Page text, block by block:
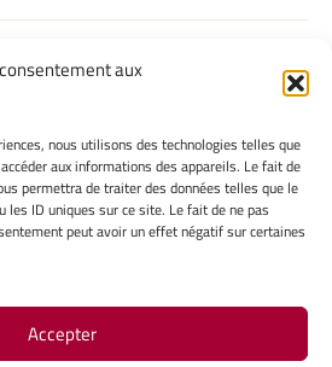
aux
nous utilisons des technologies telles que
aux informations des appareils. Le fait de
permettra de traiter des données telles que le
les ID uniques sur ce site. Le fait de ne pas
peut avoir un effet négatif sur certaines
Accepter
LÉGALES